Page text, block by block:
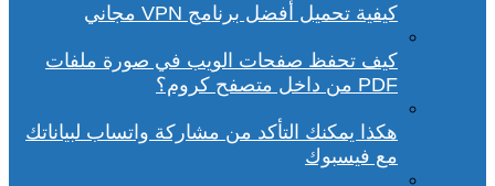
كيفية تحميل أفضل برنامج VPN مجاني
كيف تحفظ صفحات الويب في صورة ملفات
PDF من داخل متصفح كروم؟
هكذا يمكنك التأكد من مشاركة واتساب لبياناتك
مع فيسبوك